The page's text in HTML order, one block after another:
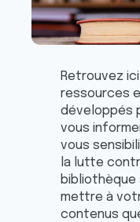
Retrouvez
ressources
développés
vous
vous
la lutte
mettre à
contenus